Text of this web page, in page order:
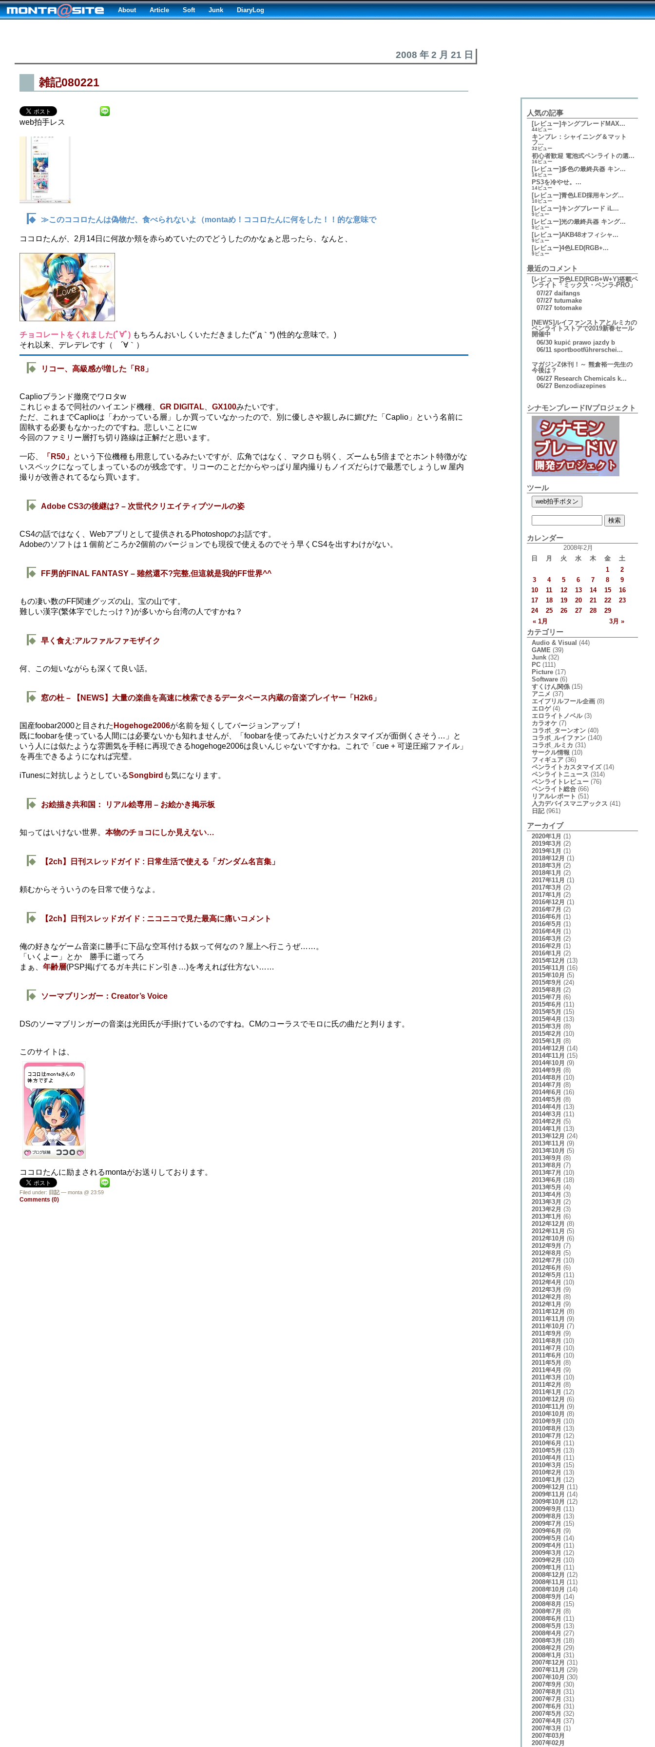
About Article Soft Junk DiaryLog
2008 年 2 月 21 日
雑記080221
web拍手レス
◆ ≫このココロたんは偽物だ、食べられないよ（montaめ！ココロたんに何をした！！的な意味で
ココロたんが、2月14日に何故か頬を赤らめていたのでどうしたのかなぁと思ったら、なんと、
チョコレートをくれました(ﾟ∀ﾟ) もちろんおいしくいただきました(*´д｀*) (性的な意味で。)
それ以来、デレデレです（ ´∀｀）
◆ リコー、高級感が増した「R8」
Caplioブランド撤廃でワロタw
これじゃまるで同社のハイエンド機種、 GR DIGITAL GX100みたいです。
ただ、これまでCaplioは「わかっている層」しか買っていなかったので、別に優しさや親しみに媚びた「Caplio」という名前に
固執する必要もなかったのですね。悲しいことにw
今回のファミリー層打ち切り路線は正解だと思います。
一応、 「R50」 という下位機種も用意しているみたいですが、広角ではなく、マクロも弱く、ズームも5倍までとホント特徴がな
いスペックになってしまっているのが残念です。リコーのことだからやっぱり屋内撮りもノイズだらけで最悪でしょうしw 屋内
撮りが改善されてるなら買います。
◆ Adobe CS3の後継は? – 次世代クリエイティブツールの姿
CS4の話ではなく、Webアプリとして提供されるPhotoshopのお話です。
Adobeのソフトは１個前どころか2個前のバージョンでも現役で使えるのでそう早くCS4を出すわけがない。
◆ FF男的FINAL FANTASY – 雖然還不?完整,但這就是我的FF世界^^
もの凄い数のFF関連グッズの山。宝の山です。
難しい漢字(繁体字でしたっけ？)が多いから台湾の人ですかね？
◆ 早く食え:アルファルファモザイク
何、この短いながらも深くて良い話。
◆ 窓の杜 – 【NEWS】大量の楽曲を高速に検索できるデータベース内蔵の音楽プレイヤー「H2k6」
国産foobar2000と目された Hogehoge2006が名前を短くしてバージョンアップ！
既にfoobarを使っている人間には必要ないかも知れませんが、「foobarを使ってみたいけどカスタマイズが面倒くさそう…」と
いう人には似たような雰囲気を手軽に再現できるhogehoge2006は良いんじゃないですかね。これで「cue + 可逆圧縮ファイル」
を再生できるようになれば完璧。
iTunesに対抗しようとしているSongbird も気になります。
◆ お絵描き共和国： リアル絵専用 – お絵かき掲示板
知ってはいけない世界。 本物のチョコにしか見えない…
◆ 【2ch】日刊スレッドガイド : 日常生活で使える「ガンダム名言集」
頼むからそういうのを日常で使うなよ。
◆ 【2ch】日刊スレッドガイド : ニコニコで見た最高に痛いコメント
俺の好きなゲーム音楽に勝手に下品な空耳付ける奴って何なの？屋上へ行こうぜ……。
「いくよー」とか 勝手に逝ってろ
まぁ、 年齢層(PSP掲げてるガキ共にドン引き…)を考えれば仕方ない……
◆ ソーマブリンガー：Creator’s Voice
DSのソーマブリンガーの音楽は光田氏が手掛けているのですね。CMのコーラスでモロに氏の曲だと判ります。
このサイトは、
ココロたんに励まされるmontaがお送りしております。
Filed under: 日記— monta @ 23:59
Comments (0)
人気の記事
[レビュー]キングブレードMAX...
44ビュー
キンブレ：シャイニング＆マット
フ...
32ビュー
初心者歓迎 電池式ペンライトの選...
16ビュー
[レビュー]多色の最終兵器 キン...
16ビュー
PS3を冷やせ。...
14ビュー
[レビュー]青色LED採用キング...
10ビュー
[レビュー]キングブレード iL...
9ビュー
[レビュー]光の最終兵器 キング...
9ビュー
[レビュー]AKB48オフィシャ...
9ビュー
[レビュー]4色LED(RGB+...
9ビュー
最近のコメント
[レビュー]5色LED(RGB+W+Y)搭載ペ
ンライト「ミックス・ペンラ-PRO」
07/27 daifangs
07/27 tutumake
07/27 totomake
[NEWS]ルイファンストアとルミカの
ペンライトストアで2019新春セール
開催中
06/30 kupić prawo jazdy b
06/11 sportbootführerschei...
マガジンZ休刊！～ 熊倉裕一先生の
今後は？
06/27 Research Chemicals k...
06/27 Benzodiazepines
シナモンブレードIVプロジェクト
ツール
カレンダー
2008年2月
日
月 火 水 木 金 土
« 1月 3月 »
1
2
3
4 5 6 7 8
9
10
11 12 13 14 15
16
17
18 19 20 21 22
23
24
25 26 27 28 29
カテゴリー
Audio & Visual (44)
GAME (39)
Junk(32)
PC(111)
Picture(17)
Software(6)
すくけん関係(15)
アニメ (37)
エイプリルフール企画(8)
エロゲ(4)
エロライトノベル(3)
カラオケ(7)
コラボ_ターンオン(40)
コラボ_ルイファン(140)
コラボ_ルミカ (31)
サークル情報 (10)
フィギュア(36)
ペンライトカスタマイズ(14)
ペンライトニュース (314)
ペンライトレビュー(76)
ペンライト総合(66)
リアルレポート (51)
入力デバイスマニアックス (41)
日記(961)
アーカイブ
2020年1月 (1)
2019年3月 (2)
2019年1月 (1)
2018年12月 (1)
2018年3月 (2)
2018年1月 (2)
2017年11月 (1)
2017年3月 (2)
2017年1月 (2)
2016年12月 (1)
2016年7月 (2)
2016年6月 (1)
2016年5月 (1)
2016年4月 (1)
2016年3月 (2)
2016年2月 (1)
2016年1月 (2)
2015年12月 (13)
2015年11月 (16)
2015年10月 (5)
2015年9月 (24)
2015年8月 (2)
2015年7月 (6)
2015年6月 (11)
2015年5月 (15)
2015年4月 (13)
2015年3月 (8)
2015年2月 (10)
2015年1月 (8)
2014年12月 (14)
2014年11月 (15)
2014年10月 (9)
2014年9月 (8)
2014年8月 (10)
2014年7月 (8)
2014年6月 (16)
2014年5月 (8)
2014年4月 (13)
2014年3月 (11)
2014年2月 (5)
2014年1月 (13)
2013年12月 (24)
2013年11月 (9)
2013年10月 (5)
2013年9月 (8)
2013年8月 (7)
2013年7月 (10)
2013年6月 (18)
2013年5月 (4)
2013年4月 (3)
2013年3月 (2)
2013年2月 (3)
2013年1月 (6)
2012年12月 (8)
2012年11月 (5)
2012年10月 (6)
2012年9月 (7)
2012年8月 (5)
2012年7月 (10)
2012年6月 (6)
2012年5月 (11)
2012年4月 (10)
2012年3月 (9)
2012年2月 (8)
2012年1月 (9)
2011年12月 (8)
2011年11月 (9)
2011年10月 (7)
2011年9月 (9)
2011年8月 (10)
2011年7月 (10)
2011年6月 (10)
2011年5月 (8)
2011年4月 (9)
2011年3月 (10)
2011年2月 (8)
2011年1月 (12)
2010年12月 (6)
2010年11月 (9)
2010年10月 (8)
2010年9月 (10)
2010年8月 (13)
2010年7月 (12)
2010年6月 (11)
2010年5月 (13)
2010年4月 (11)
2010年3月 (15)
2010年2月 (13)
2010年1月 (12)
2009年12月 (11)
2009年11月 (14)
2009年10月 (12)
2009年9月 (11)
2009年8月 (13)
2009年7月 (15)
2009年6月 (9)
2009年5月 (14)
2009年4月 (11)
2009年3月 (12)
2009年2月 (10)
2009年1月 (11)
2008年12月 (12)
2008年11月 (11)
2008年10月 (14)
2008年9月 (14)
2008年8月 (15)
2008年7月 (8)
2008年6月 (11)
2008年5月 (13)
2008年4月 (27)
2008年3月 (18)
2008年2月 (29)
2008年1月 (31)
2007年12月 (31)
2007年11月 (29)
2007年10月 (30)
2007年9月 (30)
2007年8月 (31)
2007年7月 (31)
2007年6月 (31)
2007年5月 (32)
2007年4月 (37)
2007年3月 (1)
2007年03月
2007年02月